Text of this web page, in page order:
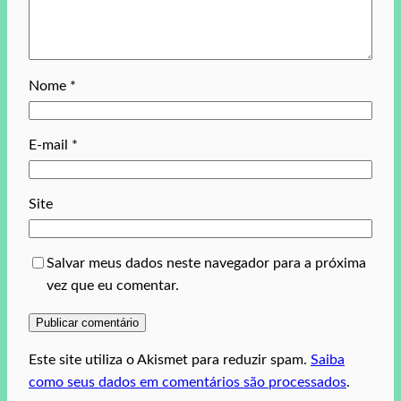
Nome *
E-mail *
Site
Salvar meus dados neste navegador para a próxima
vez que eu comentar.
Este site utiliza o Akismet para reduzir spam. Saiba
como seus dados em comentários são processados.